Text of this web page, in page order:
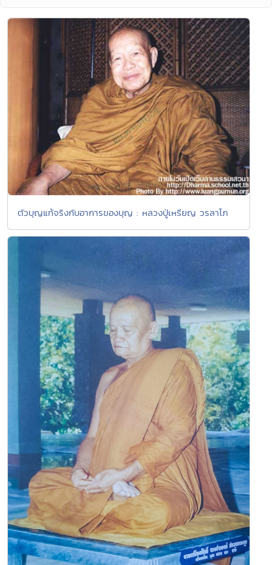
ตัวบุญแท้จริงกับอาการของบุญ : หลวงปู่เหรียญ วรลาโภ